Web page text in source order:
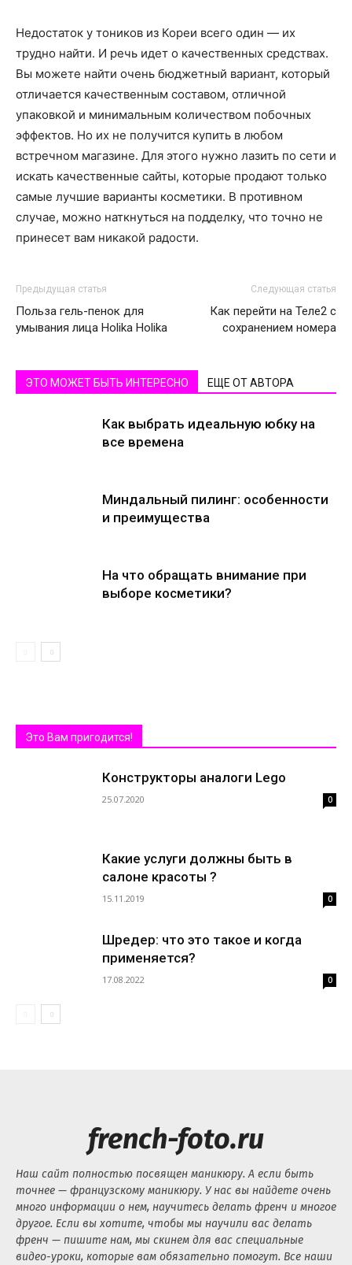
Недостаток у тоников из Кореи всего один — их
трудно найти. И речь идет о качественных средствах.
Вы можете найти очень бюджетный вариант, который
отличается качественным составом, отличной
упаковкой и минимальным количеством побочных
эффектов. Но их не получится купить в любом
встречном магазине. Для этого нужно лазить по сети и
искать качественные сайты, которые продают только
самые лучшие варианты косметики. В противном
случае, можно наткнуться на подделку, что точно не
принесет вам никакой радости.
Предыдущая статья
Польза гель-пенок для
умывания лица Holika Holika
Следующая статья
Как перейти на Теле2 с
сохранением номера
ЭТО МОЖЕТ БЫТЬ ИНТЕРЕСНО ЕЩЕ ОТ АВТОРА
Как выбрать идеальную юбку на
все времена
Миндальный пилинг: особенности
и преимущества
На что обращать внимание при
выборе косметики?
Это Вам пригодится!
Конструкторы аналоги Lego
25.07.2020 0
Какие услуги должны быть в
салоне красоты ?
15.11.2019 0
Шредер: что это такое и когда
применяется?
17.08.2022 0
french-foto.ru
Наш сайт полностью посвящен маникюру. А если быть
точнее — французскому маникюру. У нас вы найдете очень
много информации о нем, научитесь делать френч и многое
другое. Если вы хотите, чтобы мы научили вас делать
френч — пишите нам, мы скинем для вас специальные
видео-уроки, которые вам обязательно помогут. Все наши